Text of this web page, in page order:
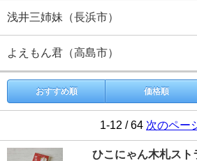
浅井三姉妹（長浜市）
よえもん君（高島市）
おすすめ順 価格順
1-12 / 64 次のペー
ひこにゃん木札ス